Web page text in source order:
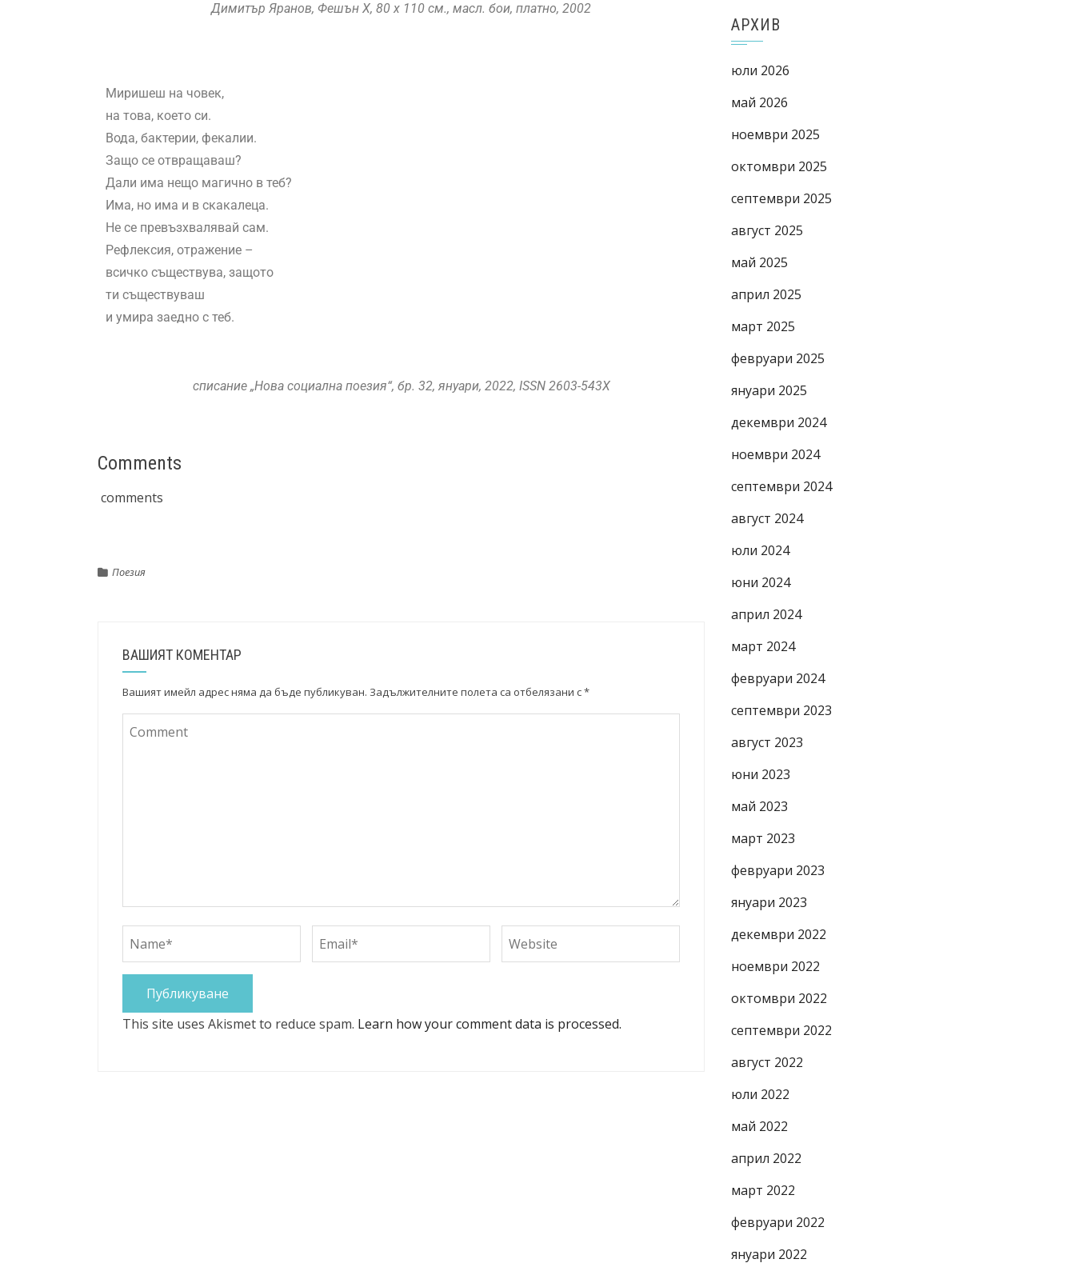
Димитър Яранов, Фешън X, 80 х 110 см., масл. бои, платно, 2002
Миришеш на човек,
на това, което си.
Вода, бактерии, фекалии.
Защо се отвращаваш?
Дали има нещо магично в теб?
Има, но има и в скакалеца.
Не се превъзхвалявай сам.
Рефлексия, отражение –
всичко съществува, защото
ти съществуваш
и умира заедно с теб.
списание „Нова социална поезия“, бр. 32, януари, 2022, ISSN 2603-543X
Comments
comments
Поезия
ВАШИЯТ КОМЕНТАР
Вашият имейл адрес няма да бъде публикуван. Задължителните полета са отбелязани с*
This site uses Akismet to reduce spam. Learn how your comment data is processed.
АРХИВ
юли 2026
май 2026
ноември 2025
октомври 2025
септември 2025
август 2025
май 2025
април 2025
март 2025
февруари 2025
януари 2025
декември 2024
ноември 2024
септември 2024
август 2024
юли 2024
юни 2024
април 2024
март 2024
февруари 2024
септември 2023
август 2023
юни 2023
май 2023
март 2023
февруари 2023
януари 2023
декември 2022
ноември 2022
октомври 2022
септември 2022
август 2022
юли 2022
май 2022
април 2022
март 2022
февруари 2022
януари 2022